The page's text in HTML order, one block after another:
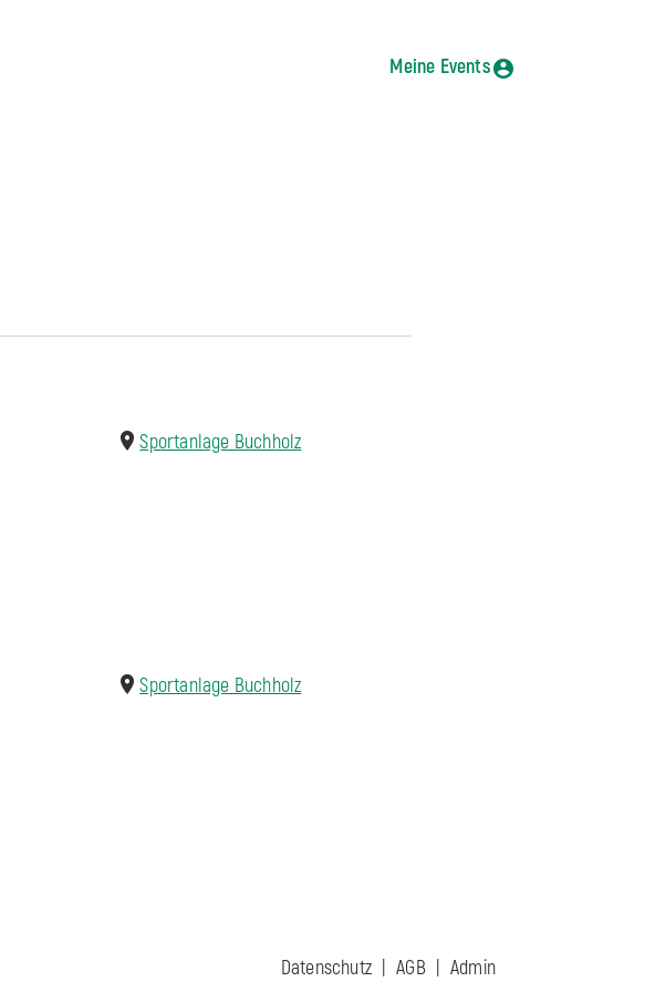
Meine Events
Sportanlage Buchholz
Sportanlage Buchholz
Datenschutz AGB Admin